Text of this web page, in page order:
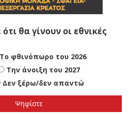
θα γίνουν οι εθνικές
Το φθινόπωρο του 2026